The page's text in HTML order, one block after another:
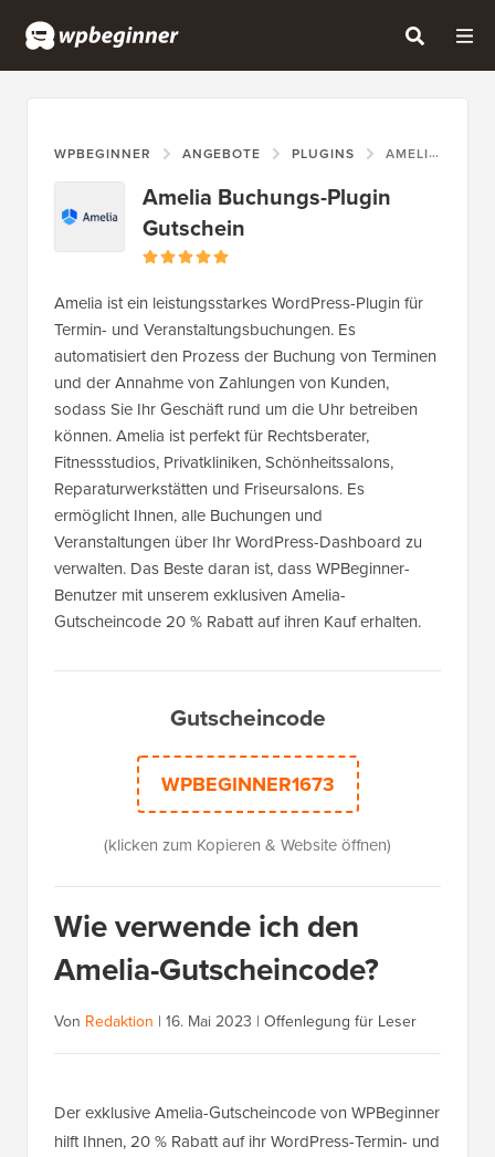
WPBEGINNER ANGEBOTE PLUGINS AMELIA BUCHUNGS-PLUGIN GUTSCHEIN
Amelia Buchungs-Plugin
Gutschein
Amelia ist ein leistungsstarkes WordPress-Plugin für
Termin- und Veranstaltungsbuchungen. Es
automatisiert den Prozess der Buchung von Terminen
und der Annahme von Zahlungen von Kunden,
sodass Sie Ihr Geschäft rund um die Uhr betreiben
können. Amelia ist perfekt für Rechtsberater,
Fitnessstudios, Privatkliniken, Schönheitssalons,
Reparaturwerkstätten und Friseursalons. Es
ermöglicht Ihnen, alle Buchungen und
Veranstaltungen über Ihr WordPress-Dashboard zu
verwalten. Das Beste daran ist, dass WPBeginner-
Benutzer mit unserem exklusiven Amelia-
Gutscheincode 20 % Rabatt auf ihren Kauf erhalten.
Gutscheincode
WPBEGINNER1673
(klicken zum Kopieren & Website öffnen)
Wie verwende ich den
Amelia-Gutscheincode?
Von Redaktion | 16. Mai 2023 | Offenlegung für Leser
Der exklusive Amelia-Gutscheincode von WPBeginner
hilft Ihnen, 20 % Rabatt auf ihr WordPress-Termin- und